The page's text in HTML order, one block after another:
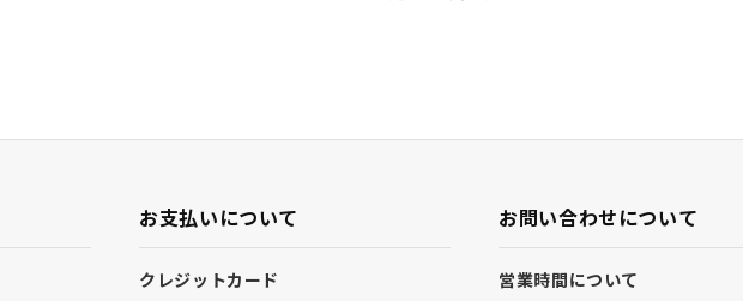
お支払いについて
クレジットカード
お問い合わせについて
営業時間について